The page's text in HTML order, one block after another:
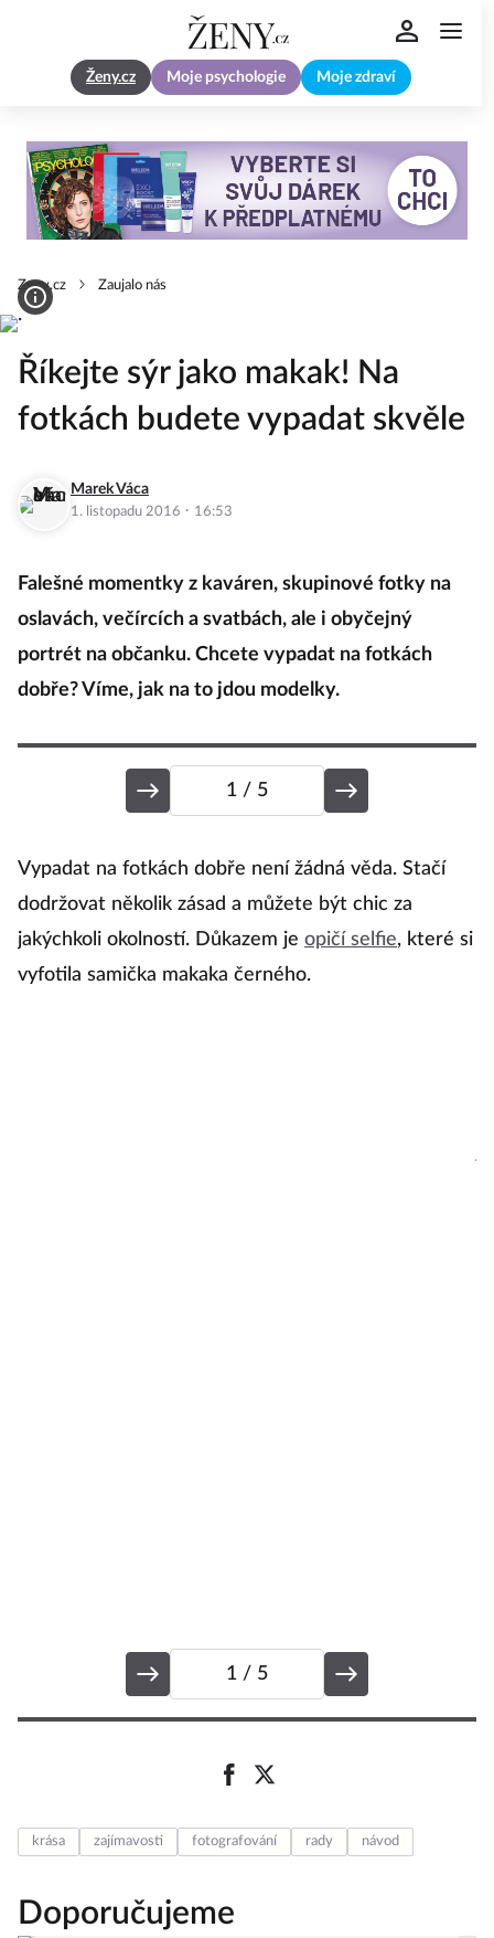
Ženy.cz Moje psychologie Moje zdraví
Zeny.cz Zaujalo nás
Říkejte sýr jako makak! Na
fotkách budete vypadat skvěle
Marek Váca
1. listopadu 2016 · 16:53
Falešné momentky z kaváren, skupinové fotky na
oslavách, večírcích a svatbách, ale i obyčejný
portrét na občanku. Chcete vypadat na fotkách
dobře? Víme, jak na to jdou modelky.
1 / 5
Vypadat na fotkách dobře není žádná věda. Stačí
dodržovat několik zásad a můžete být chic za
jakýchkoli okolností. Důkazem je opičí selfie, které si
vyfotila samička makaka černého.
1 / 5
krása zajímavosti fotografování rady návod
Doporučujeme